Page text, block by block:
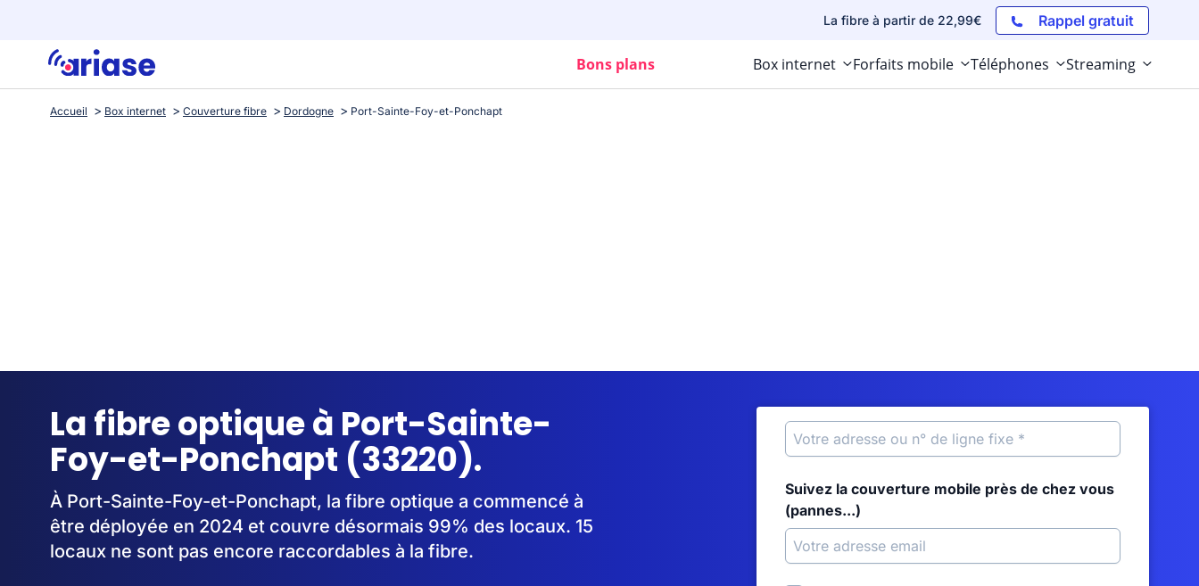
La fibre à partir de 22,99€ Rappel gratuit
Bons plans Box internet Forfaits mobile Téléphones Streaming
Accueil Box internet Couverture fibre Dordogne Port-Sainte-Foy-et-Ponchapt
La fibre optique à Port-Sainte-
Foy-et-Ponchapt (33220).
À Port-Sainte-Foy-et-Ponchapt, la fibre optique a commencé à
être déployée en 2024 et couvre désormais 99% des locaux. 15
locaux ne sont pas encore raccordables à la fibre.
Suivez la couverture mobile près de chez vous
(pannes...)